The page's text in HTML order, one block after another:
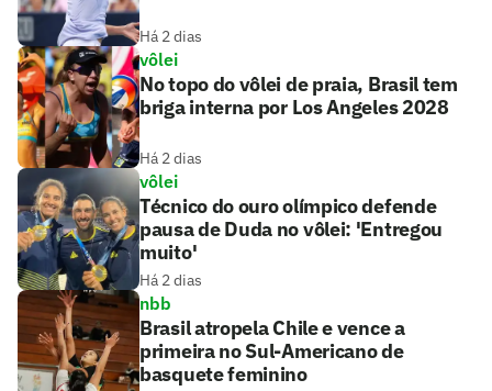
Há 2 dias
vôlei
No topo do vôlei de praia, Brasil tem
briga interna por Los Angeles 2028
Há 2 dias
vôlei
Técnico do ouro olímpico defende
pausa de Duda no vôlei: 'Entregou
muito'
Há 2 dias
nbb
Brasil atropela Chile e vence a
primeira no Sul-Americano de
basquete feminino